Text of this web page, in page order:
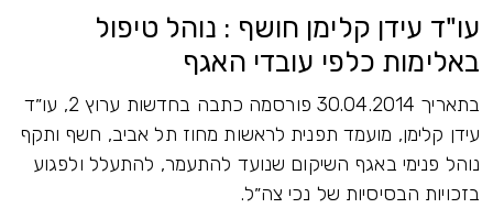
עו"ד עידן קלימן חושף : נוהל טיפול
באלימות כלפי עובדי האגף
בתאריך 30.04.2014 פורסמה כתבה בחדשות ערוץ 2, עו״ד
עידן קלימן, מועמד תפנית לראשות מחוז תל אביב, חשף ותקף
נוהל פנימי באגף השיקום שנועד להתעמר, להתעלל ולפגוע
בזכויות הבסיסיות של נכי צה״ל.